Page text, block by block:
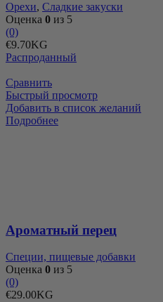
Орехи, Сладкие закуски
Оценка 0 из 5
(0)
€9.70KG
Распроданный
Сравнить
Быстрый просмотр
Добавить в список желаний
Подробнее
Ароматный перец
Специи, пищевые добавки
Оценка 0 из 5
(0)
€29.00KG